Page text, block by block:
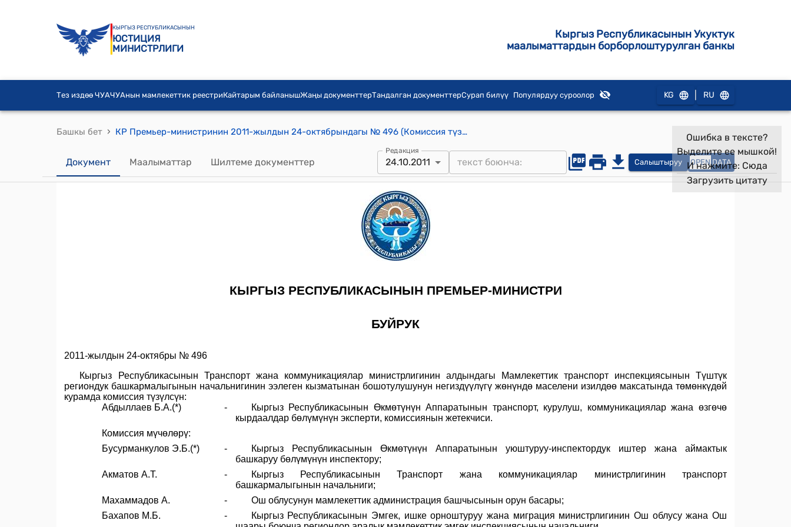
КЫРГЫЗ РЕСПУБЛИКАСЫНЫН
ЮСТИЦИЯ
МИНИСТРЛИГИ
Кыргыз Республикасынын Укуктук
маалыматтардын борборлоштурулган банкы
Тез издөө ЧУАЧУАнын мамлекеттик реестриКайтарым байланышЖаңы документтерТандалган документтерСурап билүү Популярдуу суроолор KG RU
Башкы бет › КР Премьер-министринин 2011-жылдын 24-октябрындагы № 496 (Комиссия түзүү тууралуу) буйругу
Документ Маалыматтар Шилтеме документтер
Редакция
24.10.2011 Салыштыруу OPEN DATA
Ошибка в тексте?
Выделите ее мышкой!
И нажмите: Сюда
Загрузить цитату